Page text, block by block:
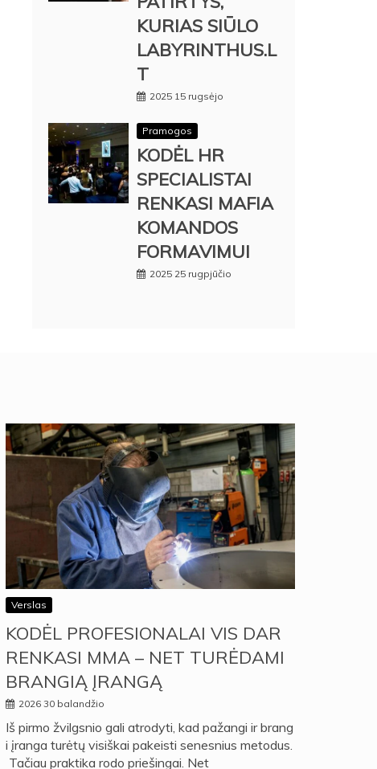
KURIAS SIŪLO
LABYRINTHUS.L
T
2025 15 rugsėjo
Pramogos
KODĖL HR
SPECIALISTAI
RENKASI MAFIA
KOMANDOS
FORMAVIMUI
2025 25 rugpjūčio
Verslas
KODĖL PROFESIONALAI VIS DAR
RENKASI MMA – NET TURĖDAMI
BRANGIĄ ĮRANGĄ
2026 30 balandžio
Iš pirmo žvilgsnio gali atrodyti, kad pažangi ir brang
i įranga turėtų visiškai pakeisti senesnius metodus.
Tačiau praktika rodo priešingai. Net